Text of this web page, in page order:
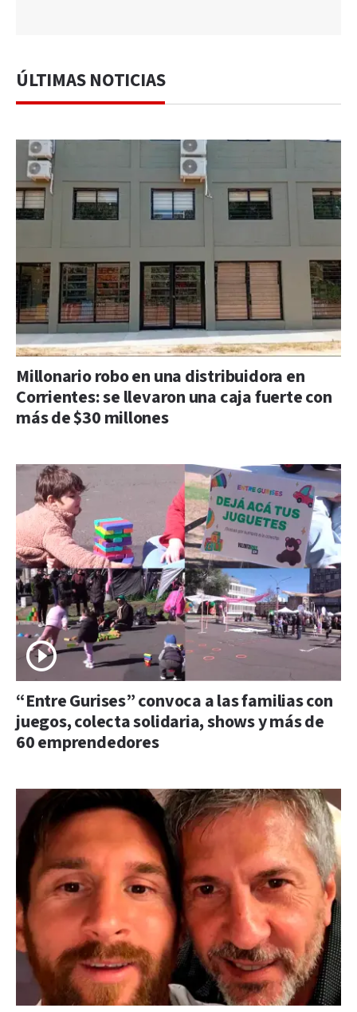
ÚLTIMAS NOTICIAS
Millonario robo en una distribuidora en
Corrientes: se llevaron una caja fuerte con
más de $30 millones
“Entre Gurises” convoca a las familias con
juegos, colecta solidaria, shows y más de
60 emprendedores